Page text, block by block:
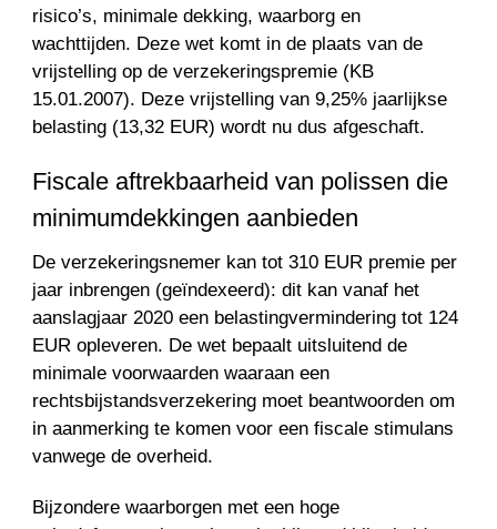
risico’s, minimale dekking, waarborg en
wachttijden. Deze wet komt in de plaats van de
vrijstelling op de verzekeringspremie (KB
15.01.2007). Deze vrijstelling van 9,25% jaarlijkse
belasting (13,32 EUR) wordt nu dus afgeschaft.
Fiscale aftrekbaarheid van polissen die
minimumdekkingen aanbieden
De verzekeringsnemer kan tot 310 EUR premie per
jaar inbrengen (geïndexeerd): dit kan vanaf het
aanslagjaar 2020 een belastingvermindering tot 124
EUR opleveren. De wet bepaalt uitsluitend de
minimale voorwaarden waaraan een
rechtsbijstandsverzekering moet beantwoorden om
in aanmerking te komen voor een fiscale stimulans
vanwege de overheid.
Bijzondere waarborgen met een hoge